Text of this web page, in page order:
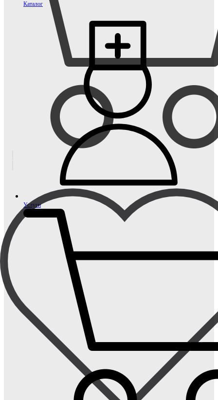
Каталог
Услуги